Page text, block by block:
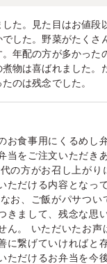
た。見た目はお値段
した。野菜がたくさ
年配の方が多かった
物は喜ばれました。
のは残念でした。
お食事用にくるめし
当をご注文いただき
の方がお召し上がり
ただける内容となっ
お、ご飯がパサつい
きまして、残念な思
ん。 いただいたお声
に繋げていければと
ただけるお弁当を今